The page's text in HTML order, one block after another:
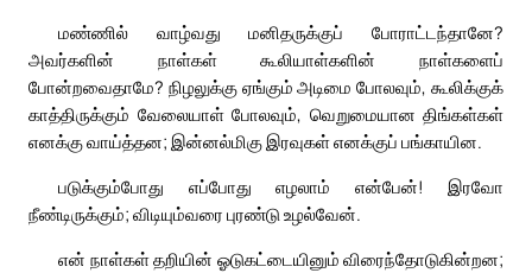
மண்ணில் வாழ்வது மனிதருக்குப் போராட்டந்தானே?
அவர்களின் நாள்கள் கூலியாள்களின் நாள்களைப்
போன்றவைதாமே? நிழலுக்கு ஏங்கும் அடிமை போலவும், கூலிக்குக்
காத்திருக்கும் வேலையாள் போலவும், வெறுமையான திங்கள்கள்
எனக்கு வாய்த்தன; இன்னல்மிகு இரவுகள் எனக்குப் பங்காயின.
படுக்கும்போது எப்போது எழலாம் என்பேன்! இரவோ
நீண்டிருக்கும்; விடியும்வரை புரண்டு உழல்வேன்.
என் நாள்கள் தறியின் ஓடுகட்டையினும் விரைந்தோடுகின்றன;